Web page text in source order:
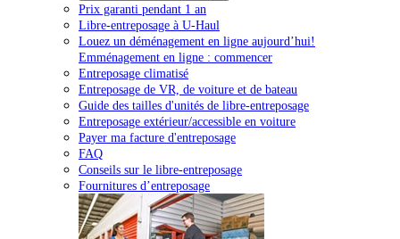
Prix garanti pendant 1 an
Libre-entreposage à U-Haul
Louez un déménagement en ligne aujourd’hui!
Emménagement en ligne : commencer
Entreposage climatisé
Entreposage de VR, de voiture et de bateau
Guide des tailles d'unités de libre-entreposage
Entreposage extérieur/accessible en voiture
Payer ma facture d'entreposage
FAQ
Conseils sur le libre-entreposage
Fournitures d’entreposage